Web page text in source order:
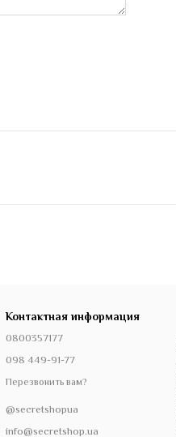
Контактная информация
0800357177
098 449-91-77
Перезвонить вам?
@secretshopua
info@secretshop.ua